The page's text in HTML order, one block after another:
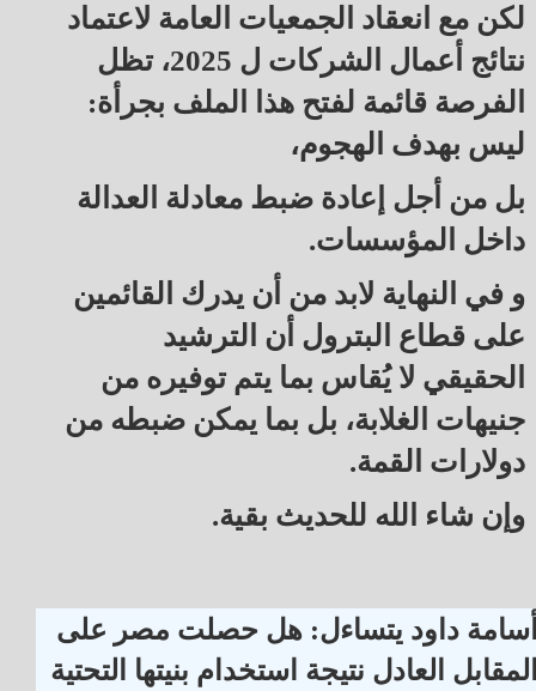
لكن مع انعقاد الجمعيات العامة لاعتماد
نتائج أعمال الشركات ل 2025، تظل
الفرصة قائمة لفتح هذا الملف بجرأة:
ليس بهدف الهجوم،
بل من أجل إعادة ضبط معادلة العدالة
داخل المؤسسات.
و في النهاية لابد من أن يدرك القائمين
على قطاع البترول أن الترشيد
الحقيقي لا يُقاس بما يتم توفيره من
جنيهات الغلابة، بل بما يمكن ضبطه من
دولارات القمة.
وإن شاء الله للحديث بقية.
داود يتساءل: هل حصلت مصر على
العادل نتيجة استخدام بنيتها التحتية